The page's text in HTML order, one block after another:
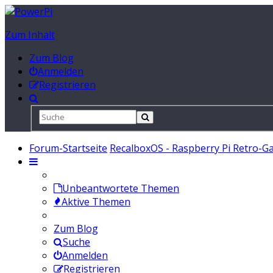
Zum Inhalt
Zum Blog
Anmelden
Registrieren
Forum-Startseite RecalboxOS - Raspberry Pi Retro-
Unbeantwortete Themen
Aktive Themen
Zum Blog
Suche
Anmelden
Registrieren